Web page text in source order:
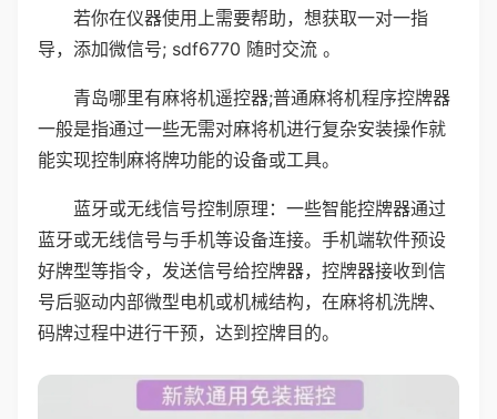
若你在仪器使用上需要帮助，想获取一对一指
导，添加微信号; sdf6770 随时交流 。
青岛哪里有麻将机遥控器;普通麻将机程序控牌器
一般是指通过一些无需对麻将机进行复杂安装操作就
能实现控制麻将牌功能的设备或工具。
蓝牙或无线信号控制原理：一些智能控牌器通过
蓝牙或无线信号与手机等设备连接。手机端软件预设
好牌型等指令，发送信号给控牌器，控牌器接收到信
号后驱动内部微型电机或机械结构，在麻将机洗牌、
码牌过程中进行干预，达到控牌目的。